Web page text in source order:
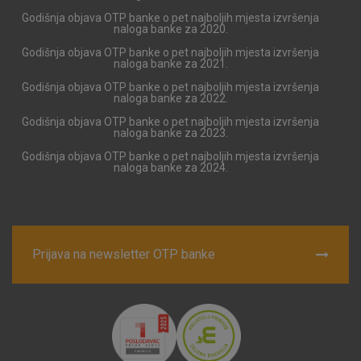
Godišnja objava OTP banke o pet najboljih mjesta izvršenja
naloga banke za 2020.
Godišnja objava OTP banke o pet najboljih mjesta izvršenja
naloga banke za 2021.
Godišnja objava OTP banke o pet najboljih mjesta izvršenja
naloga banke za 2022.
Godišnja objava OTP banke o pet najboljih mjesta izvršenja
naloga banke za 2023.
Godišnja objava OTP banke o pet najboljih mjesta izvršenja
naloga banke za 2024.
Prijava na newsletter OTP banke